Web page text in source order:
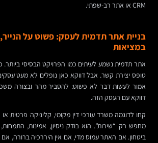
CRM או אתר רב-שפתי.
בניית אתר תדמית לעסק: פשוט על
במציאות
אתר תדמית נשמע לעיתים כמו הפרויקט הבסיסי ביותר.
טופס יצירת קשר. אבל דווקא כאן נופלים לא מעט
אמור לעשות דבר לא פשוט: להסביר מהר ובצורה
דווקא עם העסק הזה.
קחו לדוגמה משרד עורכי דין מקומי, קליניקה פרטית
מחפש רק “שירות”. הוא בודק ניסיון, אמינות,
ביטחון. אם האתר עמוס מדי, אם אין היררכיה ברורה, אם